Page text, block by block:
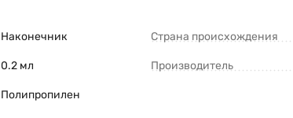
Наконечник
0.2 мл
Полипропилен
Страна происхождения
Производитель